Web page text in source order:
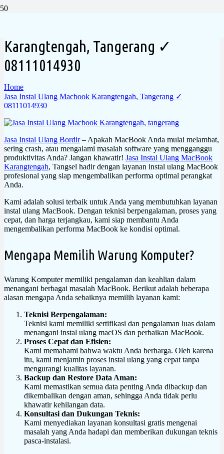
Karangtengah, Tangerang ✓
08111014930
Home
Jasa Instal Ulang Macbook Karangtengah, Tangerang ✓
08111014930
Jasa Instal Ulang Bordir– Apakah MacBook Anda mulai melambat,
sering crash, atau mengalami masalah software yang mengganggu
produktivitas Anda? Jangan khawatir! Jasa Instal Ulang MacBook
Karangtengah, Tangsel hadir dengan layanan instal ulang MacBook
profesional yang siap mengembalikan performa optimal perangkat
Anda.
Kami adalah solusi terbaik untuk Anda yang membutuhkan layanan
instal ulang MacBook. Dengan teknisi berpengalaman, proses yang
cepat, dan harga terjangkau, kami siap membantu Anda
mengembalikan performa MacBook ke kondisi optimal.
Mengapa Memilih Warung Komputer?
Warung Komputer memiliki pengalaman dan keahlian dalam
menangani berbagai masalah MacBook. Berikut adalah beberapa
alasan mengapa Anda sebaiknya memilih layanan kami:
Teknisi Berpengalaman:
Teknisi kami memiliki sertifikasi dan pengalaman luas dalam
menangani instal ulang macOS dan perbaikan MacBook.
Proses Cepat dan Efisien:
Kami memahami bahwa waktu Anda berharga. Oleh karena
itu, kami menjamin proses instal ulang yang cepat tanpa
mengurangi kualitas layanan.
Backup dan Restore Data Aman:
Kami memastikan semua data penting Anda dibackup dan
dikembalikan dengan aman, sehingga Anda tidak perlu
khawatir kehilangan data.
Konsultasi dan Dukungan Teknis:
Kami menyediakan layanan konsultasi gratis mengenai
masalah yang Anda hadapi dan memberikan dukungan teknis
pasca-instalasi.